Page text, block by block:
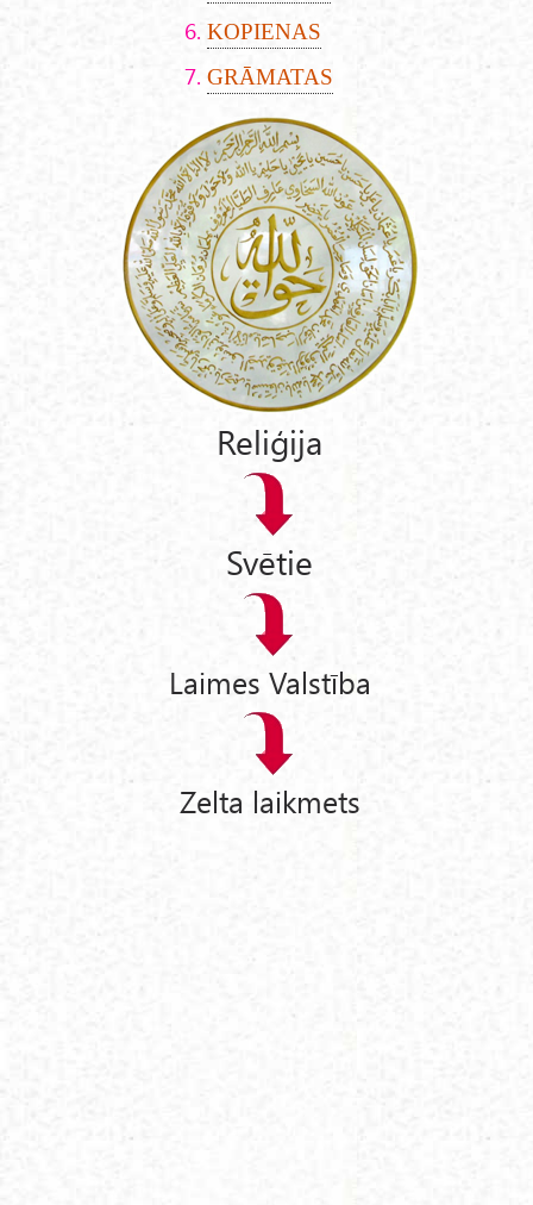
KOPIENAS
GRĀMATAS
Reliģija
Svētie
Laimes Valstība
Zelta laikmets